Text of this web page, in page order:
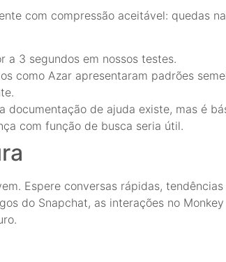
com compressão aceitável: quedas
a 3 segundos em nossos testes.
como Azar apresentaram padrões
de ajuda existe, mas é
com função de busca seria útil.
Espere conversas rápidas,
do Snapchat, as interações no